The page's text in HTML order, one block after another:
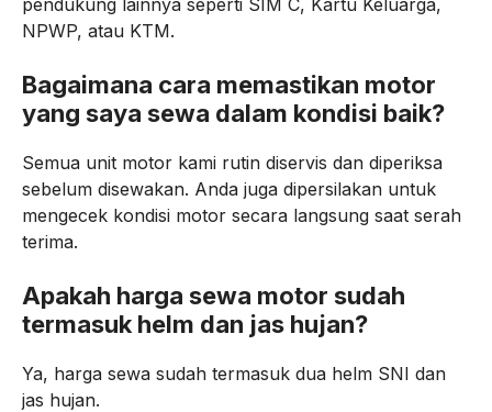
pendukung lainnya seperti SIM C, Kartu Keluarga,
NPWP, atau KTM.
Bagaimana cara memastikan motor
yang saya sewa dalam kondisi baik?
Semua unit motor kami rutin diservis dan diperiksa
sebelum disewakan. Anda juga dipersilakan untuk
mengecek kondisi motor secara langsung saat serah
terima.
Apakah harga sewa motor sudah
termasuk helm dan jas hujan?
Ya, harga sewa sudah termasuk dua helm SNI dan
jas hujan.